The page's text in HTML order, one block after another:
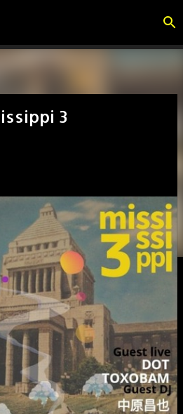
イン コンテンツに移動
3